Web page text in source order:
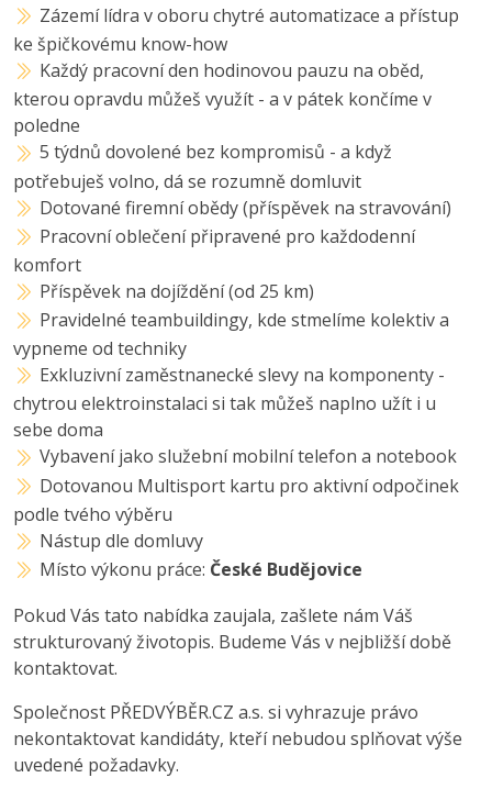
Zázemí lídra v oboru chytré automatizace a přístup
ke špičkovému know-how
Každý pracovní den hodinovou pauzu na oběd,
kterou opravdu můžeš využít - a v pátek končíme v
poledne
5 týdnů dovolené bez kompromisů - a když
potřebuješ volno, dá se rozumně domluvit
Dotované firemní obědy (příspěvek na stravování)
Pracovní oblečení připravené pro každodenní
komfort
Příspěvek na dojíždění (od 25 km)
Pravidelné teambuildingy, kde stmelíme kolektiv a
vypneme od techniky
Exkluzivní zaměstnanecké slevy na komponenty -
chytrou elektroinstalaci si tak můžeš naplno užít i u
sebe doma
Vybavení jako služební mobilní telefon a notebook
Dotovanou Multisport kartu pro aktivní odpočinek
podle tvého výběru
Nástup dle domluvy
Místo výkonu práce: České Budějovice
Pokud Vás tato nabídka zaujala, zašlete nám Váš
strukturovaný životopis. Budeme Vás v nejbližší době
kontaktovat.
Společnost PŘEDVÝBĚR.CZ a.s. si vyhrazuje právo
nekontaktovat kandidáty, kteří nebudou splňovat výše
uvedené požadavky.